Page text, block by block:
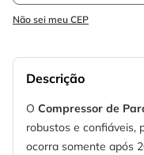
Não sei meu CEP
Descrição
O Compressor de
robustos e confiáveis,
ocorra somente após